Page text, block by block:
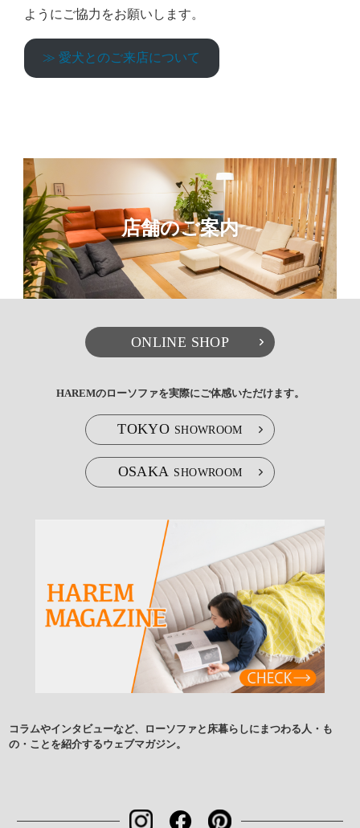
ようにご協力をお願いします。
≫ 愛犬とのご来店について
店舗のご案内
ONLINE SHOP
HAREMのローソファを実際にご体感いただけます。
TOKYO SHOWROOM
OSAKA SHOWROOM
コラムやインタビューなど、ローソファと床暮らしにまつわる人・も
の・ことを紹介するウェブマガジン。